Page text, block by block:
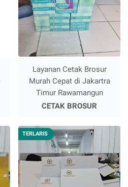
Layanan Cetak Brosur
Murah Cepat di Jakartra
Timur Rawamangun
CETAK BROSUR
TERLARIS